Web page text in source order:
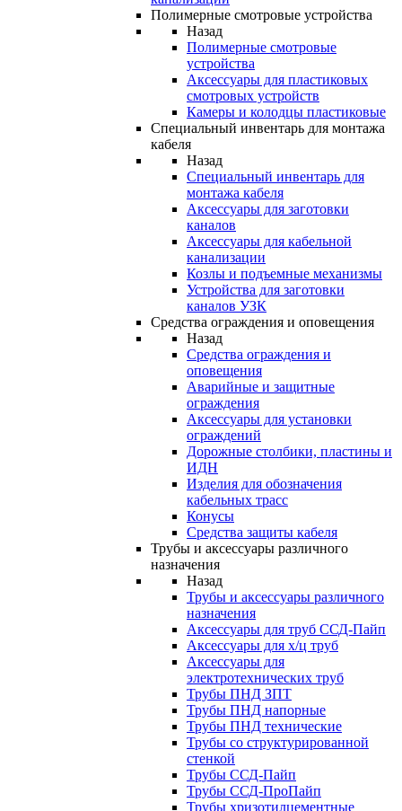
Полимерные смотровые устройства
Назад
Полимерные смотровые
устройства
Аксессуары для пластиковых
смотровых устройств
Камеры и колодцы пластиковые
Специальный инвентарь для монтажа
кабеля
Назад
Специальный инвентарь для
монтажа кабеля
Аксессуары для заготовки
каналов
Аксессуары для кабельной
канализации
Козлы и подъемные механизмы
Устройства для заготовки
каналов УЗК
Средства ограждения и оповещения
Назад
Средства ограждения и
оповещения
Аварийные и защитные
ограждения
Аксессуары для установки
ограждений
Дорожные столбики, пластины и
ИДН
Изделия для обозначения
кабельных трасс
Конусы
Средства защиты кабеля
Трубы и аксессуары различного
назначения
Назад
Трубы и аксессуары различного
назначения
Аксессуары для труб ССД-Пайп
Аксессуары для х/ц труб
Аксессуары для
электротехнических труб
Трубы ПНД ЗПТ
Трубы ПНД напорные
Трубы ПНД технические
Трубы со структурированной
стенкой
Трубы ССД-Пайп
Трубы ССД-ПроПайп
Трубы хризотилцементные